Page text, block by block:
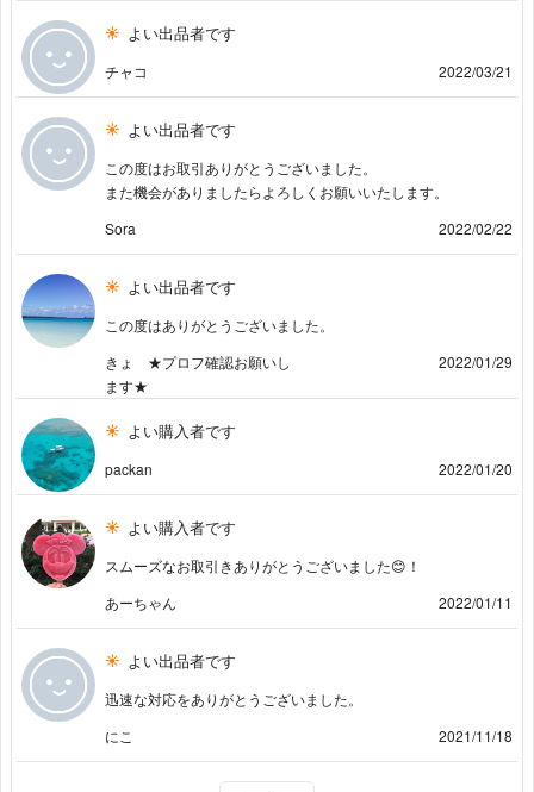
よい出品者です
チャコ 2022/03/21
よい出品者です
この度はお取引ありがとうございました。
また機会がありましたらよろしくお願いいたします。
Sora
2022/02/22
よい出品者です
この度はありがとうございました。
きょ ★プロフ確認お願いし
ます★
2022/01/29
よい購入者です
packan 2022/01/20
よい購入者です
スムーズなお取引きありがとうございました😊！
あーちゃん
2022/01/11
よい出品者です
迅速な対応をありがとうございました。
にこ
2021/11/18